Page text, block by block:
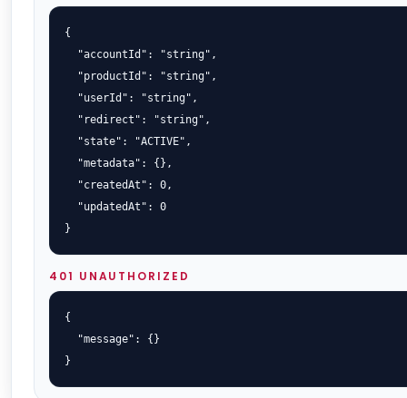
{
  "accountId": "string",
  "productId": "string",
  "userId": "string",
  "redirect": "string",
  "state": "ACTIVE",
  "metadata": {},
  "createdAt": 0,
  "updatedAt": 0
}
401 UNAUTHORIZED
{
  "message": {}
}